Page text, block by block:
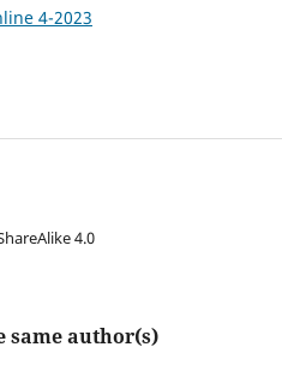
4-2023
4.0
same author(s)